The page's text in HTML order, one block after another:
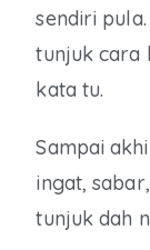
sendiri
tunjuk cara
kata tu.
Sampai
ingat,
tunjuk dah